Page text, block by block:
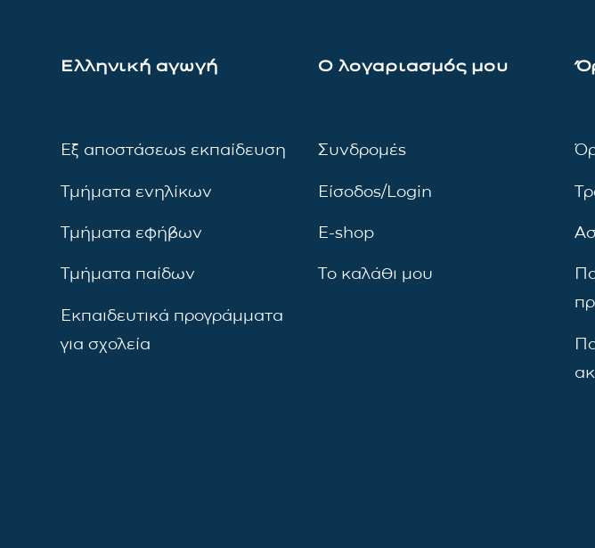
Ελληνική αγωγή
Εξ αποστάσεως εκπαίδευση
Τμήματα ενηλίκων
Τμήματα εφήβων
Τμήματα παίδων
Εκπαιδευτικά προγράμματα
για σχολεία
Ο λογαριασμός μου
Συνδρομές
Είσοδος/Login
E-shop
Το καλάθι μου